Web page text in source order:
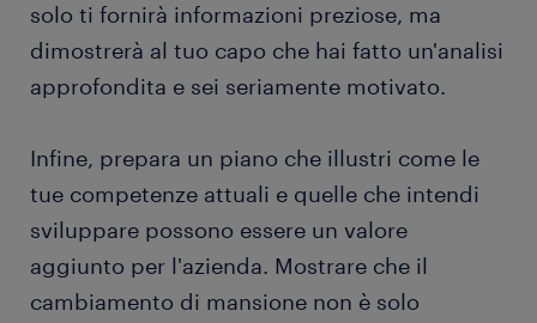
solo ti fornirà informazioni preziose, ma
dimostrerà al tuo capo che hai fatto un'analisi
approfondita e sei seriamente motivato.
Infine, prepara un piano che illustri come le
tue competenze attuali e quelle che intendi
sviluppare possono essere un valore
aggiunto per l'azienda. Mostrare che il
cambiamento di mansione non è solo